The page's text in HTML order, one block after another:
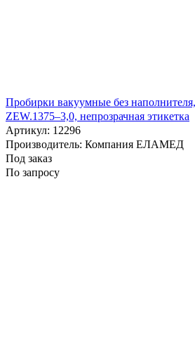
Пробирки вакуумные без
ZEW.1375–3,0, непрозрачная этикетка
Артикул: 12296
Производитель: Компания ЕЛАМЕД
Под заказ
По запросу